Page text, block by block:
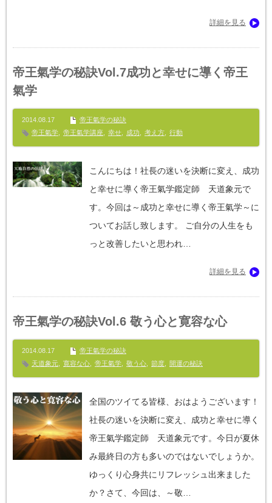
詳細を見る
帝王氣学の秘訣Vol.7成功と幸せに導く帝王
氣学
2014.08.17
帝王氣学の秘訣
帝王氣学
帝王氣学講座 幸せ 成功 考え方 行動
こんにちは！社長の迷いを決断に変え、成功
と幸せに導く帝王氣学鑑定師 天道象元で
す。今回は～成功と幸せに導く帝王氣学～に
ついてお話し致します。 ご自分の人生をも
っと改善したいと思われ…
詳細を見る
帝王氣学の秘訣Vol.6 敬う心と寛容な心
2014.08.17
帝王氣学の秘訣
天道象元
寛容な心 帝王氣学 敬う心 節度 開運の秘訣
全国のツイてる皆様、おはようございます！
社長の迷いを決断に変え、成功と幸せに導く
帝王氣学鑑定師 天道象元です。今日が夏休
み最終日の方も多いのではないでしょうか。
ゆっくり心身共にリフレッシュ出来ました
か？さて、今回は、～敬…